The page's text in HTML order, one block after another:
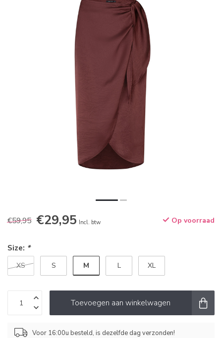
€59,95 €29,95 Incl. btw Op voorraad
Size: *
XS S M L XL
Toevoegen aan winkelwagen
Voor 16:00u besteld, is dezelfde dag verzonden!